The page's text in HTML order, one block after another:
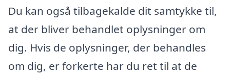
Du kan også tilbagekalde dit samtykke til,
at der bliver behandlet oplysninger om
dig. Hvis de oplysninger, der behandles
om dig, er forkerte har du ret til at de